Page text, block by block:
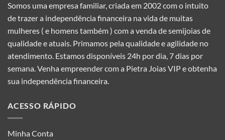
Somos uma empresa familiar, criada em 2002 com o intuito
de trazer a independência financeira na vida de muitas
mulheres ( e homens também ) com a venda de semijoias de
qualidade e atuais. Primamos pela qualidade e agilidade no
atendimento. Estamos disponíveis 24h por dia, 7 dias por
semana. Venha empreender com a Pietra Joias VIP e obtenha
sua independência financeira.
ACESSO RÁPIDO
Minha Conta